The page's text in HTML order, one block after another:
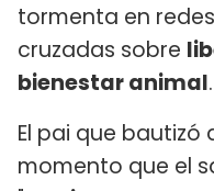
tormenta en
cruzadas sobre
bienestar animal.
El pai que bautizó
momento que el